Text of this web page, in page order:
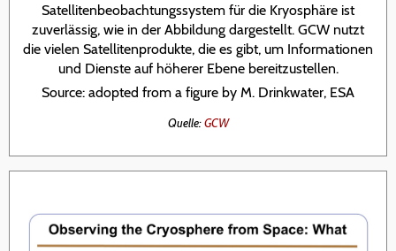
Satellitenbeobachtungssystem für die Kryosphäre ist
zuverlässig, wie in der Abbildung dargestellt. GCW nutzt
die vielen Satellitenprodukte, die es gibt, um Informationen
und Dienste auf höherer Ebene bereitzustellen.
Source: adopted from a figure by M. Drinkwater, ESA
Quelle:GCW